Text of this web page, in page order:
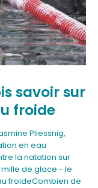
savoir sur
froide
Pliessnig,
en eau
la natation sur
mille de glace - le
froideCombien de